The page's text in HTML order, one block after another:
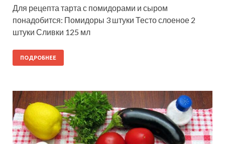
Для рецепта тарта с помидорами и сыром
понадобится: Помидоры 3 штуки Тесто слоеное 2
штуки Сливки 125 мл
ПОДРОБНЕЕ